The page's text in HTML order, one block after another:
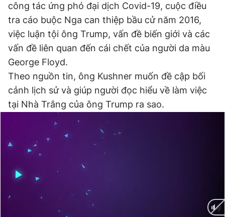
Đặt báo Quảng cáo RSS Tòa soạn Chính sách bảo
Tổng biên tập: Nguyễn Ngọc Toàn
Phó tổng biên tập thường trực: Hải Thành
Phó tổng biên tập: Lâm Hiếu Dũng
Phó tổng biên tập: Trần Việt Hưng
Tổng thư ký tòa soạn: Đức Trung
Giấy phép xuất bản số 110/GP - BTTTT cấp ngày 24.3.2020
© 2003-2026 Bản quyền thuộc về Báo Thanh Niên. Cấm sao
chép dưới mọi hình thức nếu không có sự chấp thuận bằng văn
bản. Phát triển bởi ePi Technologies, JSC.
công tác ứng phó đại dịch Covid-19, cuộc điều
tra cáo buộc Nga can thiệp bầu cử năm 2016,
việc luận tội ông Trump, vấn đề biến giới và các
vấn đề liên quan đến cái chết của người da màu
George Floyd.
Theo nguồn tin, ông Kushner muốn đề cập bối
cảnh lịch sử và giúp người đọc hiểu về làm việc
tại Nhà Trắng của ông Trump ra sao.